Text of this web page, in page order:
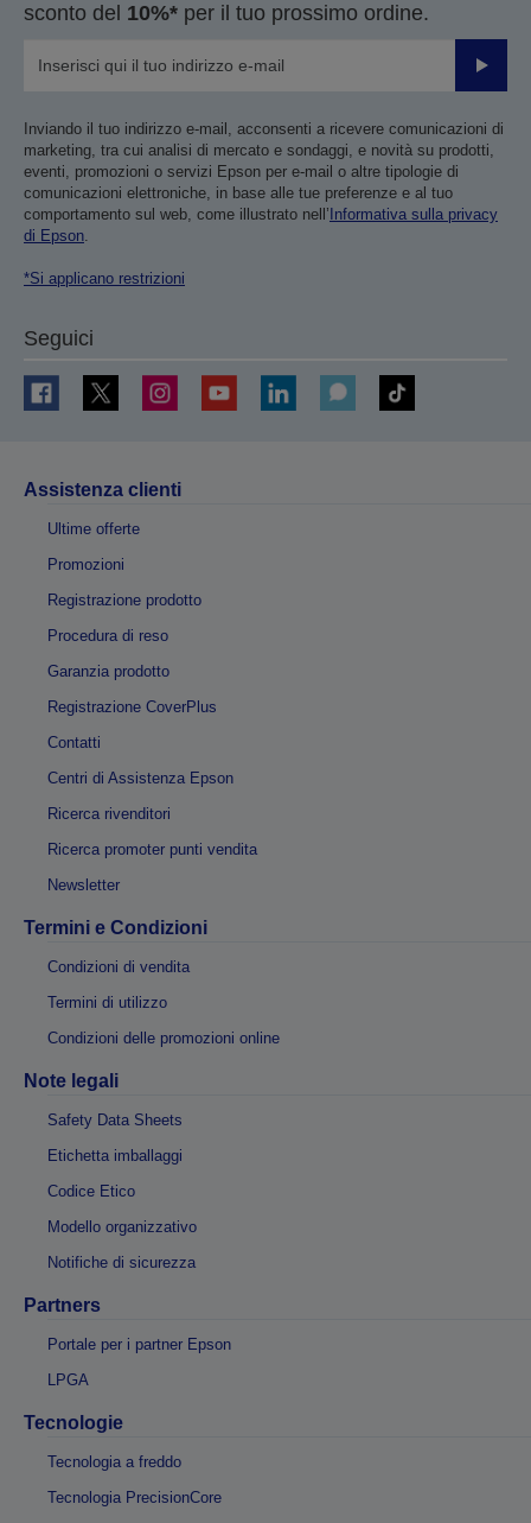
sconto del 10%* per il tuo prossimo ordine.
Invia
Inviando il tuo indirizzo e-mail, acconsenti a ricevere comunicazioni di
marketing, tra cui analisi di mercato e sondaggi, e novità su prodotti,
eventi, promozioni o servizi Epson per e-mail o altre tipologie di
comunicazioni elettroniche, in base alle tue preferenze e al tuo
comportamento sul web, come illustrato nell’ Informativa sulla privacy
di Epson.
*Si applicano restrizioni
Seguici
Assistenza clienti
Ultime offerte
Promozioni
Registrazione prodotto
Procedura di reso
Garanzia prodotto
Registrazione CoverPlus
Contatti
Centri di Assistenza Epson
Ricerca rivenditori
Ricerca promoter punti vendita
Newsletter
Termini e Condizioni
Condizioni di vendita
Termini di utilizzo
Condizioni delle promozioni online
Note legali
Safety Data Sheets
Etichetta imballaggi
Codice Etico
Modello organizzativo
Notifiche di sicurezza
Partners
Portale per i partner Epson
LPGA
Tecnologie
Tecnologia a freddo
Tecnologia PrecisionCore